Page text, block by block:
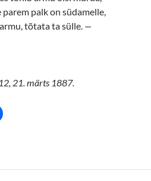
parem palk on südamelle,
tõtata ta sülle. —
21. märts 1887.
C